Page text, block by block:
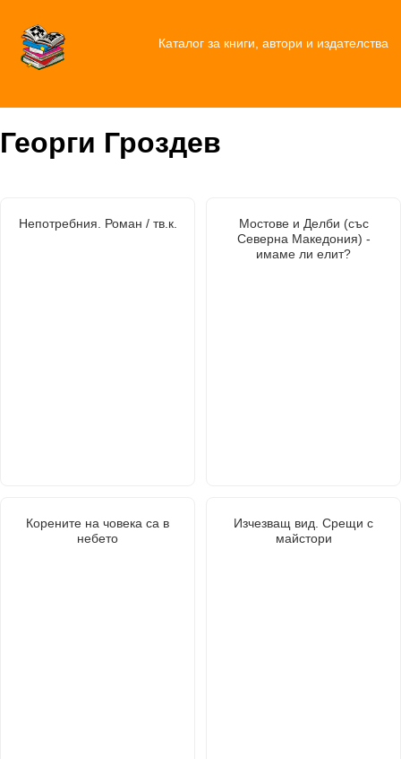
Каталог за книги, автори и издателства
Георги Гроздев
Непотребния. Роман / тв.к.
Мостове и Делби (със
Северна Македония) -
имаме ли елит?
Корените на човека са в
небето
Изчезващ вид. Срещи с
майстори